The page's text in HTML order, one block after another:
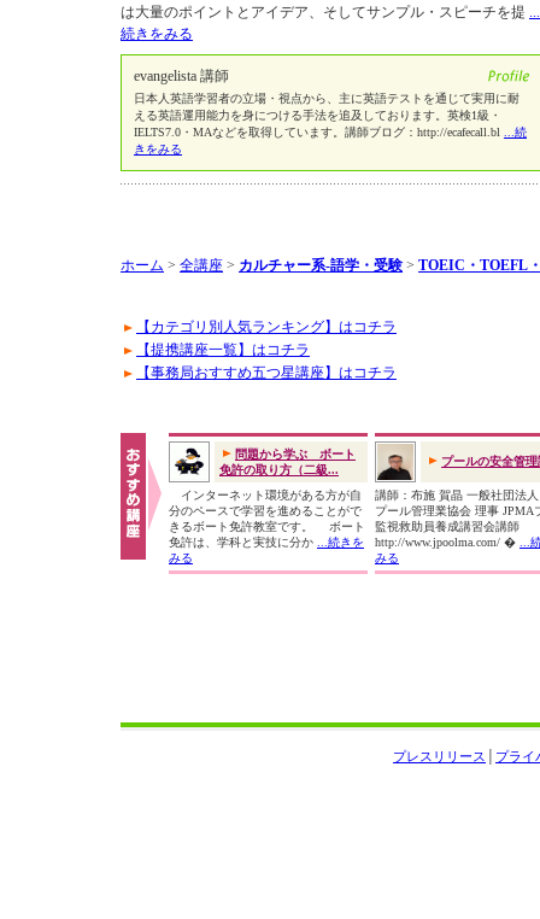
は大量のポイントとアイデア、そしてサンプル・スピーチを提 ...
続きをみる
evangelista 講師
日本人英語学習者の立場・視点から、主に英語テストを通じて実用に耐
える英語運用能力を身につける手法を追及しております。英検1級・
IELTS7.0・MAなどを取得しています。講師ブログ：http://ecafecall.bl
...続
きをみる
ホーム > 全講座 > カルチャー系-語学・受験 > TOEIC・TOEFL
【カテゴリ別人気ランキング】はコチラ
【提携講座一覧】はコチラ
【事務局おすすめ五つ星講座】はコチラ
問題から学ぶ ボート
免許の取り方（二級...
インターネット環境がある方が自
分のペースで学習を進めることがで
きるボート免許教室です。 ボート
免許は、学科と実技に分か
...続きを
みる
プールの安全管理
講師：布施 賀晶 一般社団法
プール管理業協会 理事 JPMA
監視救助員養成講習会講師
http://www.jpoolma.com/ �
...
みる
プライ
プレスリリース